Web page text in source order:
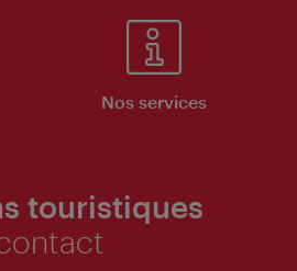
Nos services
touristiques